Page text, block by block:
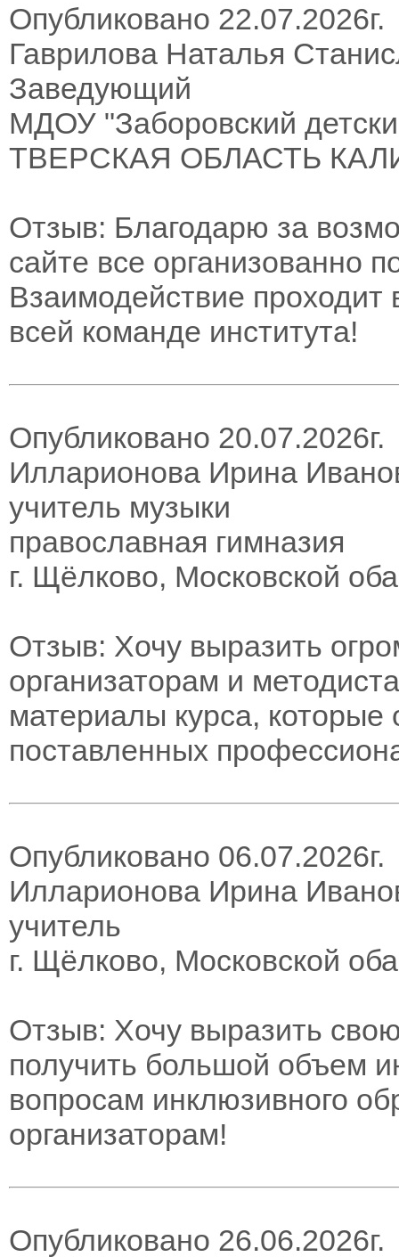
Опубликовано 22.07.2026г.
Гаврилова Наталья
Заведующий
МДОУ "Заборовский
ТВЕРСКАЯ ОБЛАСТЬ
Отзыв: Благодарю за
сайте все организованно
Взаимодействие
всей команде института!
Опубликовано 20.07.2026г.
Илларионова Ирина
учитель музыки
православная гимназия
г. Щёлково, Московской
Отзыв: Хочу выразить
организаторам и
материалы курса,
поставленных
Опубликовано 06.07.2026г.
Илларионова Ирина
учитель
г. Щёлково, Московской
Отзыв: Хочу выразить
получить большой объем
вопросам инклюзивного
организаторам!
Опубликовано 26.06.2026г.